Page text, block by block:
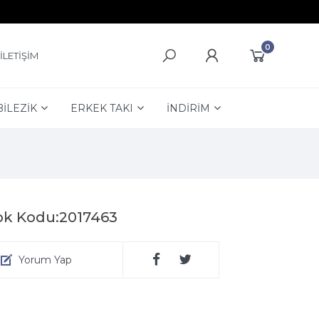
İLETİŞİM
0
ERKEK TAKI İNDİRİM
Kodu:2017463
Yorum Yap